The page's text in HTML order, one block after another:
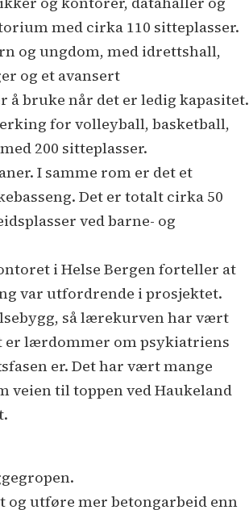
med cirka 110 sitteplasser.
og ungdom, med idrettshall,
og et avansert
bruke når det er ledig kapasitet.
for volleyball, basketball,
200 sitteplasser.
I samme rom er det et
Det er totalt cirka 50
ved barne- og
i Helse Bergen forteller at
var utfordrende i prosjektet.
så lærekurven har vært
er lærdommer om psykiatriens
er. Det har vært mange
veien til toppen ved Haukeland
og utføre mer betongarbeid enn